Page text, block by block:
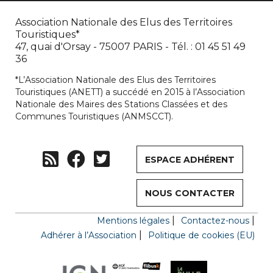
Association Nationale des Elus des Territoires
Touristiques*
47, quai d'Orsay - 75007 PARIS - Tél. : 01 45 51 49
36
*L’Association Nationale des Elus des Territoires
Touristiques (ANETT) a succédé en 2015 à l’Association
Nationale des Maires des Stations Classées et des
Communes Touristiques (ANMSCCT).
ESPACE ADHÉRENT
NOUS CONTACTER
Mentions légales
Contactez-nous
Adhérer à l’Association
Politique de cookies (EU)